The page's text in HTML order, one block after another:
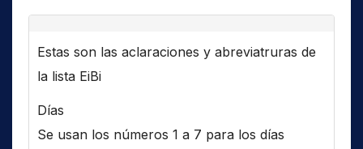
Estas son las aclaraciones y abreviatruras de
la lista EiBi
Días
Se usan los números 1 a 7 para los días